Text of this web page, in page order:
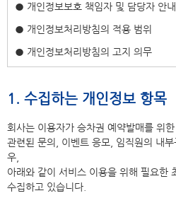
● 개인정보보호 책임자 및 담당자 안
● 개인정보처리방침의 적용 범위
● 개인정보처리방침의 고지 의무
1. 수집하는 개인정보 항목
회사는 이용자가 승차권 예약발매를 위
관련된 문의, 이벤트 응모, 임직원의 내
우,
아래와 같이 서비스 이용을 위해 필요한
수집하고 있습니다.